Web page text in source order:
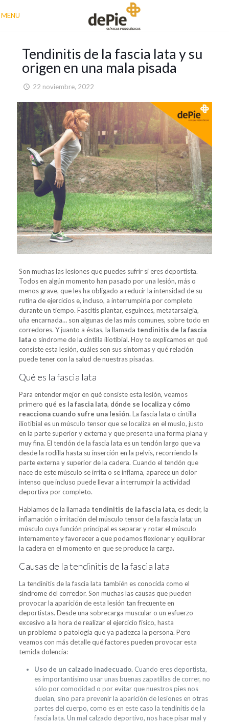
MENU
Tendinitis de la fascia lata y su
origen en una mala pisada
22 noviembre, 2022
Son muchas las lesiones que puedes sufrir si eres deportista.
Todos en algún momento han pasado por una lesión, más o
menos grave, que les ha obligado a reducir la intensidad de su
rutina de ejercicios e, incluso, a interrumpirla por completo
durante un tiempo. Fascitis plantar, esguinces, metatarsalgia,
uña encarnada… son algunas de las más comunes, sobre todo en
corredores. Y juanto a éstas, la llamada tendinitis de la fascia
latao síndrome de la cintilla iliotibial. Hoy te explicamos en qué
consiste esta lesión, cuáles son sus síntomas y qué relación
puede tener con la salud de nuestras pisadas.
Qué es la fascia lata
Para entender mejor en qué consiste esta lesión, veamos
primero qué es la fascia lata, dónde se localiza y cómo
reacciona cuando sufre una lesión. La fascia lata o cintilla
iliotibial es un músculo tensor que se localiza en el muslo, justo
en la parte superior y externa y que presenta una forma plana y
muy fina. El tendón de la fascia lata es un tendón largo que va
desde la rodilla hasta su inserción en la pelvis, recorriendo la
parte externa y superior de la cadera. Cuando el tendón que
nace de este músculo se irrita o se inflama, aparece un dolor
intenso que incluso puede llevar a interrumpir la actividad
deportiva por completo.
Hablamos de la llamada tendinitis de la fascia lata, es decir, la
inflamación o irritación del músculo tensor de la fascia lata; un
músculo cuya función principal es separar y rotar el músculo
internamente y favorecer a que podamos flexionar y equilibrar
la cadera en el momento en que se produce la carga.
Causas de la tendinitis de la fascia lata
La tendinitis de la fascia lata también es conocida como el
síndrome del corredor. Son muchas las causas que pueden
provocar la aparición de esta lesión tan frecuente en
deportistas. Desde una sobrecarga muscular o un esfuerzo
excesivo a la hora de realizar el ejercicio físico, hasta
un problema o patología que ya padezca la persona. Pero
veamos con más detalle qué factores pueden provocar esta
temida dolencia:
Uso de un calzado inadecuado.Cuando eres deportista,
es importantísimo usar unas buenas zapatillas de correr, no
sólo por comodidad o por evitar que nuestros pies nos
duelan, sino para prevenir la aparición de lesiones en otras
partes del cuerpo, como es en este caso la tendinitis de la
fascia lata. Un mal calzado deportivo, nos hace pisar mal y